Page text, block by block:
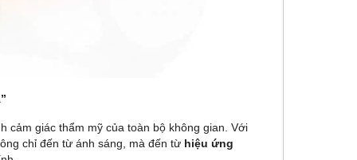
cảm giác thẩm mỹ của toàn bộ không gian. Với
chỉ đến từ ánh sáng, mà đến từ hiệu ứng